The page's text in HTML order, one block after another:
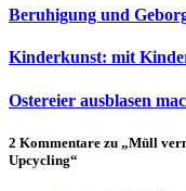
Beruhigung und
Kinderkunst: mit
Ostereier ausblasen
2 Kommentare zu „Müll
Upcycling“